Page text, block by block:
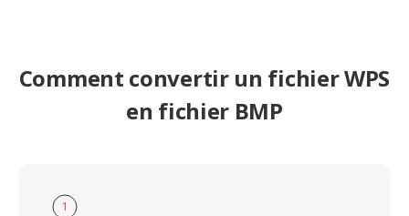
Comment convertir un fichier WPS
en fichier BMP
1